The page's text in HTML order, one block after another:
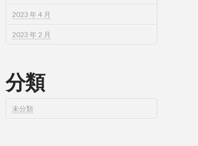
2023 年 4 月
2023 年 2 月
分類
未分類